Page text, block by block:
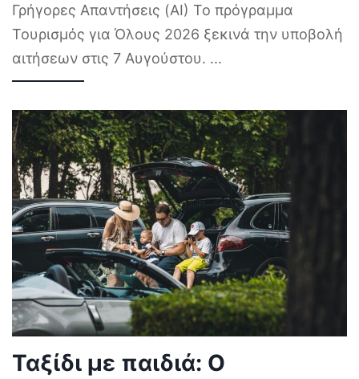
Γρήγορες Απαντήσεις (AI) Το πρόγραμμα
Τουρισμός για Όλους 2026 ξεκινά την υποβολή
αιτήσεων στις 7 Αυγούστου. ...
Ταξίδι με παιδιά: Ο